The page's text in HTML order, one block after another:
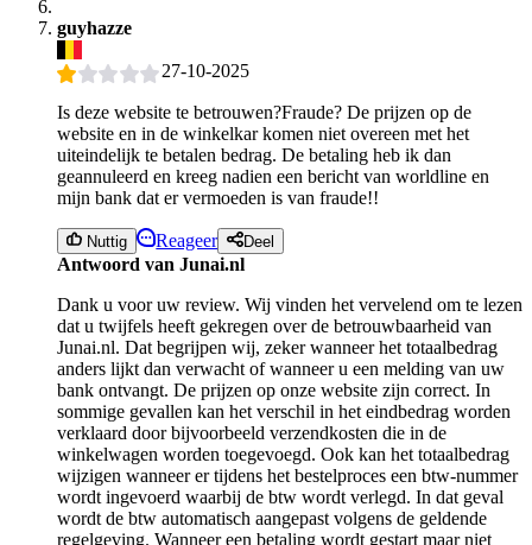
guyhazze
27-10-2025
Is deze website te betrouwen?Fraude? De prijzen op de
website en in de winkelkar komen niet overeen met het
uiteindelijk te betalen bedrag. De betaling heb ik dan
geannuleerd en kreeg nadien een bericht van worldline en
mijn bank dat er vermoeden is van fraude!!
Nuttig Reageer Deel
Antwoord van Junai.nl
Dank u voor uw review. Wij vinden het vervelend om te lezen
dat u twijfels heeft gekregen over de betrouwbaarheid van
Junai.nl. Dat begrijpen wij, zeker wanneer het totaalbedrag
anders lijkt dan verwacht of wanneer u een melding van uw
bank ontvangt. De prijzen op onze website zijn correct. In
sommige gevallen kan het verschil in het eindbedrag worden
verklaard door bijvoorbeeld verzendkosten die in de
winkelwagen worden toegevoegd. Ook kan het totaalbedrag
wijzigen wanneer er tijdens het bestelproces een btw-nummer
wordt ingevoerd waarbij de btw wordt verlegd. In dat geval
wordt de btw automatisch aangepast volgens de geldende
regelgeving. Wanneer een betaling wordt gestart maar niet